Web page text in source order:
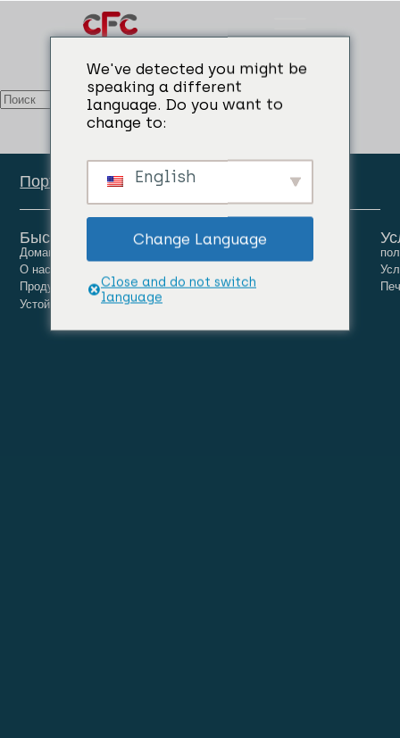
Портал сотрудников
Быстрые ссылки
Домашняя страница
О нас
Продукты
Устойчивое развитие
Карьера
We've detected you might be
speaking a different
language. Do you want to
change to:
English
Change Language
Close and do not switch
language